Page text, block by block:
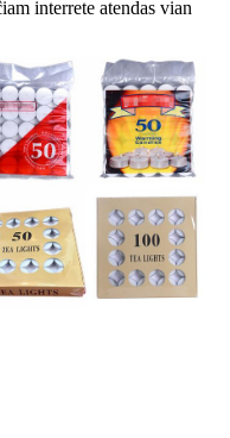
interrete atendas vian